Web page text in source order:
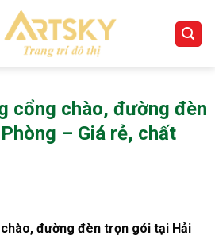
cổng chào, đường đèn
– Giá rẻ, chất
đường đèn trọn gói tại Hải